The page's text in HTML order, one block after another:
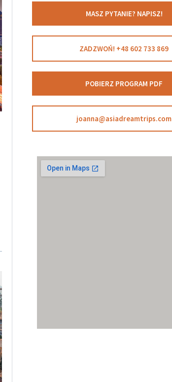
MASZ PYTANIE? NAPISZ!
ZADZWOŃ! +48 602 733 869
POBIERZ PROGRAM PDF
joanna@asiadreamtrips.com